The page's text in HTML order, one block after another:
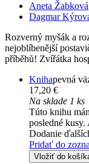
Aneta Žabková
Dagmar
Rozverný myšák a
nejoblíbenější
příběhů! Zvířátka
Knihapevná
17,20 €
Na sklade 1 ks
Túto knihu
posledné
Dodanie
Pridať do
Vložiť do